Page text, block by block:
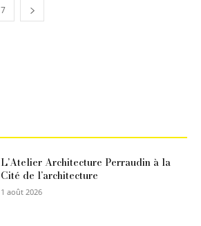
7
L’Atelier Architecture Perraudin à la
Cité de l’architecture
1 août 2026